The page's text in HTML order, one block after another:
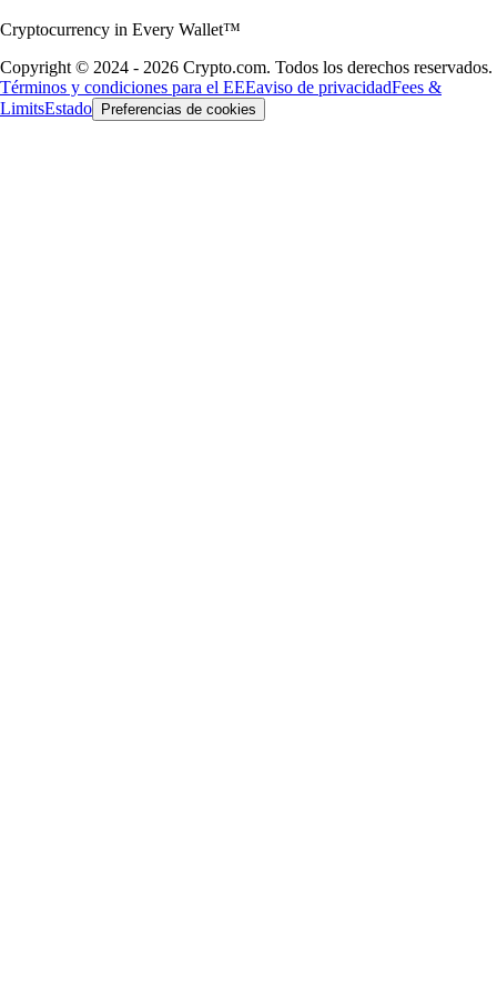
Cryptocurrency in Every Wallet™
Copyright © 2024 - 2026 Crypto.com. Todos los derechos reservados.
Términos y condiciones para el EEEaviso de privacidadFees &
LimitsEstado Preferencias de cookies